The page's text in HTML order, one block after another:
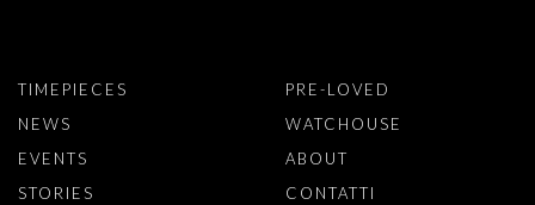
TIMEPIECES
NEWS
EVENTS
STORIES
PRE-LOVED
WATCHOUSE
ABOUT
CONTATTI